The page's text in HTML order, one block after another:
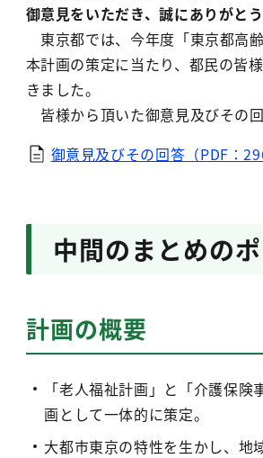
御意見をいただき、誠にありがと
東京都では、今年度「東京都高
本計画の策定に当たり、都民の皆
きました。
皆様から頂いた御意見及びその
御意見及びその回答（PDF：
中間のまとめの
計画の概要
「老人福祉計画」と「介護保
画として一体的に策定。
大都市東京の特性を生かし、地